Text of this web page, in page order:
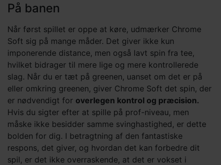
På banen
Når først spillet er oppe at køre, udmærker Chrome
Soft sig på mange måder. Det giver ikke kun
imponerende distance, men også lavt spin fra tee,
hvilket bidrager til mere lige og mere kontrollerede
slag. Når du er tæt på greenen, uanset om det er på
eller omkring greenen, giver Chrome Soft det spin, der
er nødvendigt for overlegen kontrol og præcision.
Hvis du sigter efter at spille på prof-niveau, men
måske ikke besidder samme svinghastighed, er dette
bolden for dig. I betragtning af den fantastiske
respons, det giver, og hvordan det kan forbedre dit
spil, er det ikke overraskende, at det er vokset i